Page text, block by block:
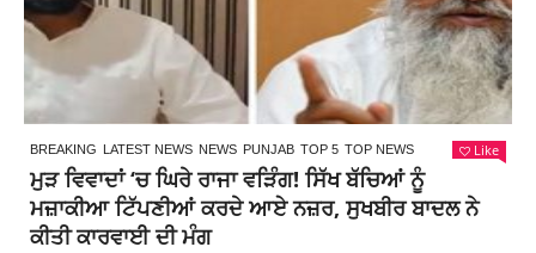
BREAKING LATEST NEWS NEWS PUNJAB TOP 5 TOP NEWS Like
ਮੁੜ ਵਿਵਾਦਾਂ ‘ਚ ਘਿਰੇ ਰਾਜਾ ਵੜਿੰਗ! ਸਿੱਖ ਬੱਚਿਆਂ ਨੂੰ
ਮਜ਼ਾਕੀਆ ਟਿੱਪਣੀਆਂ ਕਰਦੇ ਆਏ ਨਜ਼ਰ, ਸੁਖਬੀਰ ਬਾਦਲ ਨੇ
ਕੀਤੀ ਕਾਰਵਾਈ ਦੀ ਮੰਗ